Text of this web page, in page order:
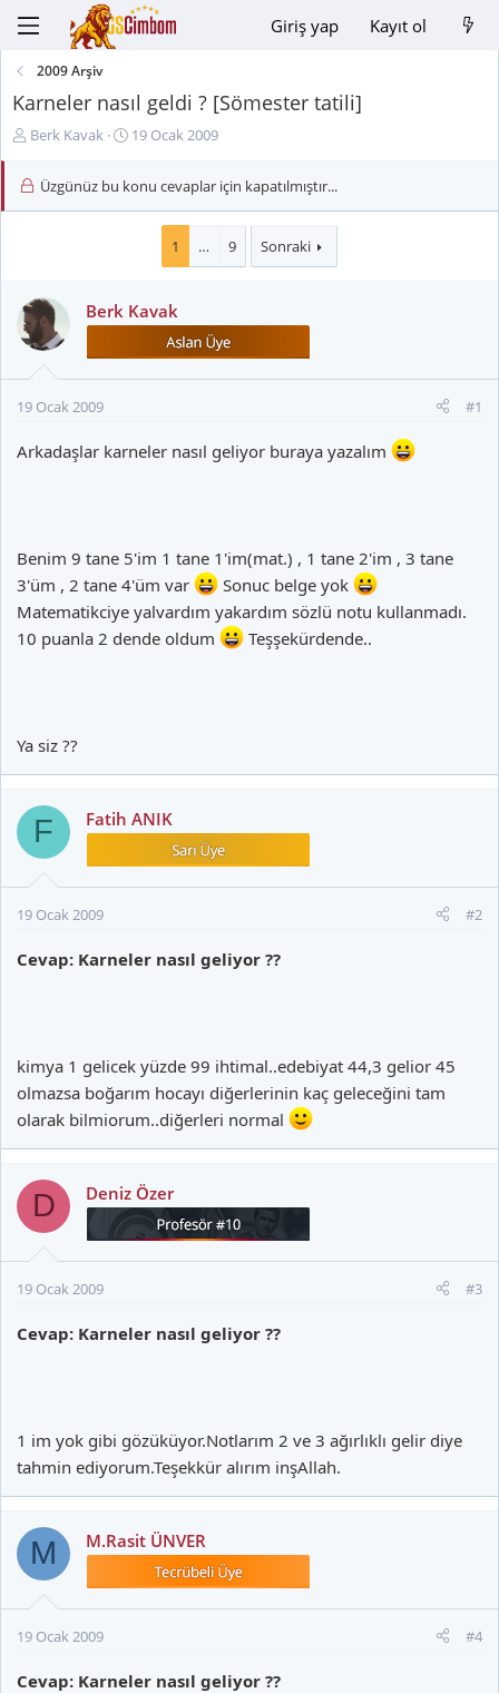
Giriş yap Kayıt ol
2009 Arşiv
Karneler nasıl geldi ? [Sömester tatili]
K
n
ş
l
a
a
Berk Kavak
B
ç
a
r
i
19 Ocak 2009
Üzgünüz bu konu cevaplar için kapatılmıştır...
1 … 9 Sonraki
Berk Kavak
19 Ocak 2009 #1
Arkadaşlar karneler nasıl geliyor buraya yazalım
Benim 9 tane 5'im 1 tane 1'im(mat.) , 1 tane 2'im , 3 tane
3'üm , 2 tane 4'üm var
Sonuc belge yok
Matematikciye yalvardım yakardım sözlü notu kullanmadı.
10 puanla 2 dende oldum
Teşşekürdende..
Ya siz ??
F Fatih ANIK
19 Ocak 2009 #2
Cevap: Karneler nasıl geliyor ??
kimya 1 gelicek yüzde 99 ihtimal..edebiyat 44,3 gelior 45
olmazsa boğarım hocayı diğerlerinin kaç geleceğini tam
olarak bilmiorum..diğerleri normal
D Deniz Özer
19 Ocak 2009 #3
Cevap: Karneler nasıl geliyor ??
1 im yok gibi gözüküyor.Notlarım 2 ve 3 ağırlıklı gelir diye
tahmin ediyorum.Teşekkür alırım inşAllah.
M M.Rasit ÜNVER
19 Ocak 2009 #4
Cevap: Karneler nasıl geliyor ??